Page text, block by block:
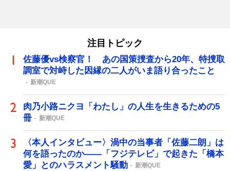
注目トピック
佐藤優vs検察官！ あの国策捜査から20年、特捜取
調室で対峙した因縁の二人がいま語り合ったこと
新潮QUE
肉乃小路ニクヨ「わたし」の人生を生きるための5
冊
新潮QUE
〈本人インタビュー〉渦中の当事者「佐藤二朗」は
何を語ったのか――「フジテレビ」で起きた「橋本
愛」とのハラスメント騒動
新潮QUE